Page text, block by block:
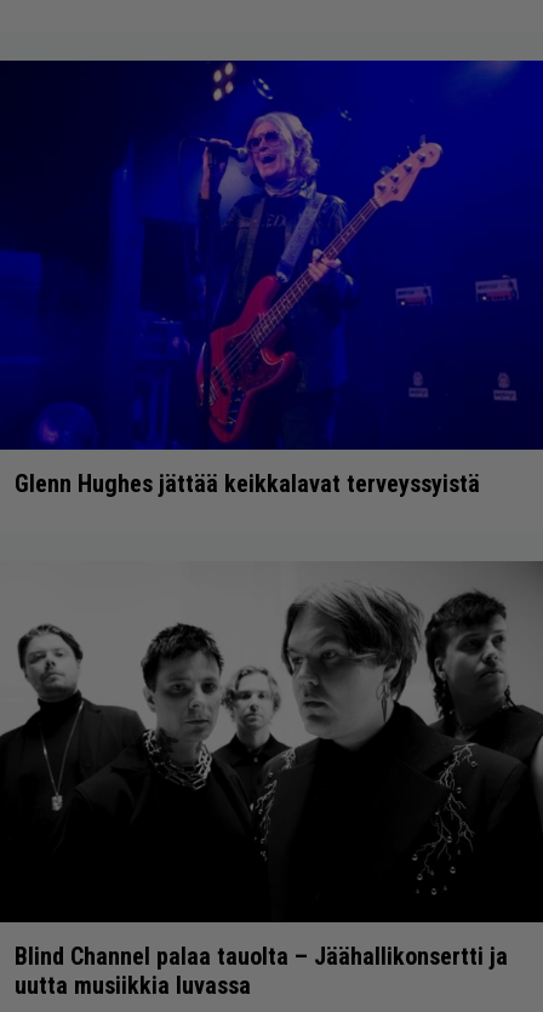
Glenn Hughes jättää keikkalavat terveyssyistä
Blind Channel palaa tauolta – Jäähallikonsertti ja
uutta musiikkia luvassa